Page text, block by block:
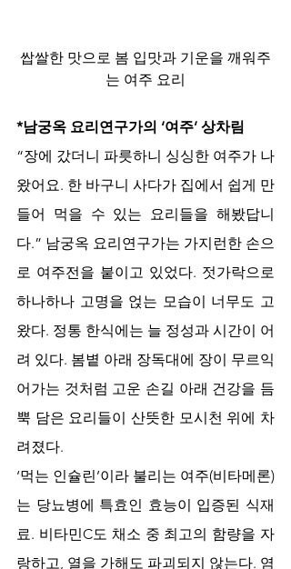
쌉쌀한 맛으로 봄 입맛과 기운을 깨워주
는 여주 요리
*남궁옥 요리연구가의 ‘여주’ 상차림
“장에 갔더니 파릇하니 싱싱한 여주가 나
왔어요. 한 바구니 사다가 집에서 쉽게 만
들어 먹을 수 있는 요리들을 해봤답니
다.” 남궁옥 요리연구가는 가지런한 손으
로 여주전을 붙이고 있었다. 젓가락으로
하나하나 고명을 얹는 모습이 너무도 고
왔다. 정통 한식에는 늘 정성과 시간이 어
려 있다. 봄볕 아래 장독대에 장이 무르익
어가는 것처럼 고운 손길 아래 건강을 듬
뿍 담은 요리들이 산뜻한 모시천 위에 차
려졌다.
‘먹는 인슐린’이라 불리는 여주(비타메론)
는 당뇨병에 특효인 효능이 입증된 식재
료. 비타민C도 채소 중 최고의 함량을 자
랑하고, 열을 가해도 파괴되지 않는다. 염